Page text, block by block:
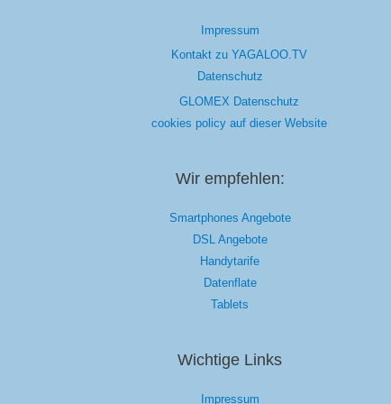
Impressum
Kontakt zu YAGALOO.TV
Datenschutz
GLOMEX Datenschutz
cookies policy auf dieser Website
Wir empfehlen:
Smartphones Angebote
DSL Angebote
Handytarife
Datenflate
Tablets
Wichtige Links
Impressum